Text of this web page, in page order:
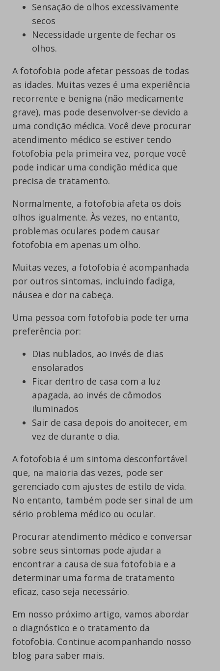
Sensação de olhos excessivamente
secos
Necessidade urgente de fechar os
olhos.
A fotofobia pode afetar pessoas de todas
as idades. Muitas vezes é uma experiência
recorrente e benigna (não medicamente
grave), mas pode desenvolver-se devido a
uma condição médica. Você deve procurar
atendimento médico se estiver tendo
fotofobia pela primeira vez, porque você
pode indicar uma condição médica que
precisa de tratamento.
Normalmente, a fotofobia afeta os dois
olhos igualmente. Às vezes, no entanto,
problemas oculares podem causar
fotofobia em apenas um olho.
Muitas vezes, a fotofobia é acompanhada
por outros sintomas, incluindo fadiga,
náusea e dor na cabeça.
Uma pessoa com fotofobia pode ter uma
preferência por:
Dias nublados, ao invés de dias
ensolarados
Ficar dentro de casa com a luz
apagada, ao invés de cômodos
iluminados
Sair de casa depois do anoitecer, em
vez de durante o dia.
A fotofobia é um sintoma desconfortável
que, na maioria das vezes, pode ser
gerenciado com ajustes de estilo de vida.
No entanto, também pode ser sinal de um
sério problema médico ou ocular.
Procurar atendimento médico e conversar
sobre seus sintomas pode ajudar a
encontrar a causa de sua fotofobia e a
determinar uma forma de tratamento
eficaz, caso seja necessário.
Em nosso próximo artigo, vamos abordar
o diagnóstico e o tratamento da
fotofobia. Continue acompanhando nosso
blog para saber mais.